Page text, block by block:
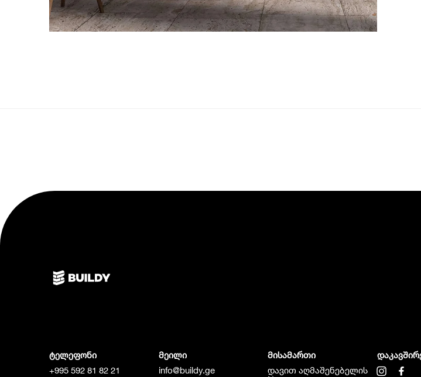
ტელეფონი
+995 592 81 82 21
მეილი
info@buildy.ge
მისამართი
დავით აღმაშენებელის